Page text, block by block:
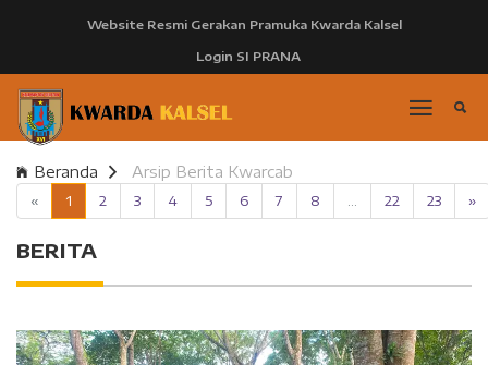
Website Resmi Gerakan Pramuka Kwarda Kalsel
Login SI PRANA
Beranda Arsip Berita Kwarcab
« 1 2 3 4 5 6 7 8 22 23 »
BERITA